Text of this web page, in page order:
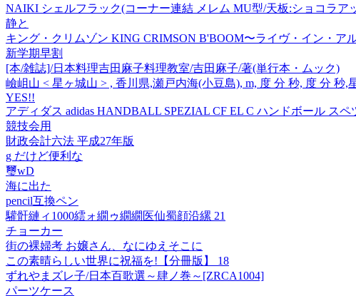
NAIKI シェルフラック(コーナー連結 メレム MU型/天板:ショコラア
静と
キング・クリムゾン KING CRIMSON B'BOOM〜ライヴ・イン・
新学期早割
[本/雑誌]/日本料理吉田麻子料理教室/吉田麻子/著(単行本・ムック)
嶮岨山 < 星ヶ城山 > , 香川県,瀬戸内海(小豆島), m, 度 分 秒, 度 分 秒,
YES!!
アディダス adidas HANDBALL SPEZIAL CF EL C ハンドボール ス
競技会用
財政会計六法 平成27年版
g だけど便利な
璽wD
海に出た
pencil互換ペン
驩骭縺ィ1000繧ォ繝ゥ繝繝医仙蜀顔沿縲 21
チョーカー
街の裸婦考 お嬢さん、なにゆえそこに
この素晴らしい世界に祝福を!【分冊版】 18
ずれやまズレ子/日本百歌選～肆ノ巻～[ZRCA1004]
パーツケース